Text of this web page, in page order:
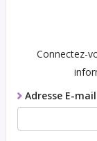
Connectez-
Adresse E-mail